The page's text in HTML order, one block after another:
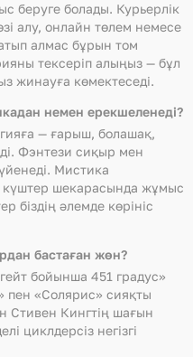
беруге болады. Курьерлік
алу, онлайн төлем немесе
алмас бұрын том
тексеріп алыңыз — бұл
жинауға көмектеседі.
немен ерекшеленеді?
— ғарыш, болашақ,
Фэнтези сиқыр мен
Мистика
шекарасында жұмыс
біздің әлемде көрініс
бастаған жөн?
бойынша 451 градус»
пен «Солярис» сияқты
Стивен Кингтің шағын
циклдерсіз негізгі